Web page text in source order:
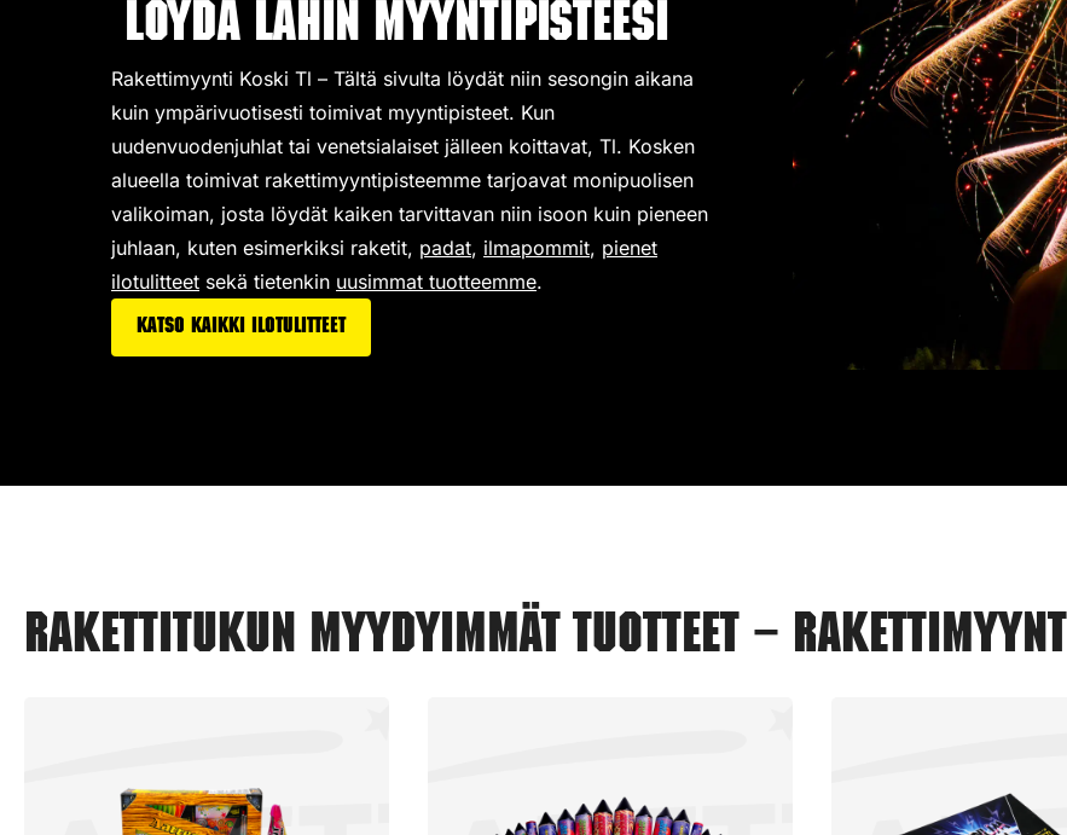
Löydä lähin myyntipisteesi
Rakettimyynti Koski Tl – Tältä sivulta löydät niin sesongin aikana
kuin ympärivuotisesti toimivat myyntipisteet. Kun
uudenvuodenjuhlat tai venetsialaiset jälleen koittavat, Tl. Kosken
alueella toimivat rakettimyyntipisteemme tarjoavat monipuolisen
valikoiman, josta löydät kaiken tarvittavan niin isoon kuin pieneen
juhlaan, kuten esimerkiksi raketit, padat, ilmapommit, pienet
ilotulitteet sekä tietenkin uusimmat tuotteemme.
Katso kaikki ilotulitteet
Rakettitukun myydyimmät tuotteet –